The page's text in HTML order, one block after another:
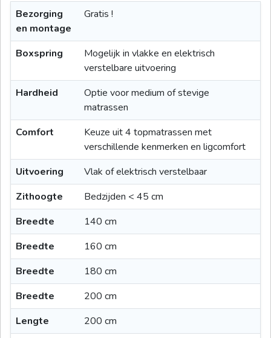
Bezorging
en montage
Gratis !
Boxspring
Mogelijk in vlakke en elektrisch
verstelbare uitvoering
Hardheid
Optie voor medium of stevige
matrassen
Comfort
Keuze uit 4 topmatrassen met
verschillende kenmerken en ligcomfort
Uitvoering
Vlak of elektrisch verstelbaar
Zithoogte
Bedzijden < 45 cm
Breedte
140 cm
Breedte
160 cm
Breedte
180 cm
Breedte
200 cm
Lengte
200 cm